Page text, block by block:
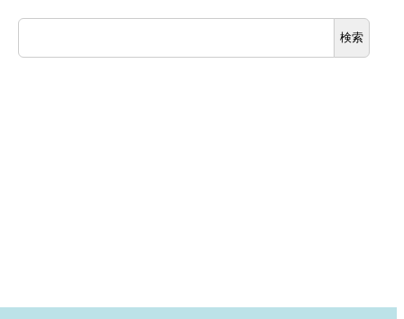
検
索
検索